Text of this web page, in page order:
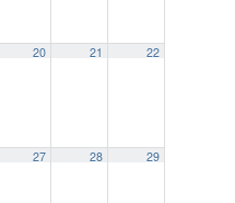
20 21 22
27 28 29